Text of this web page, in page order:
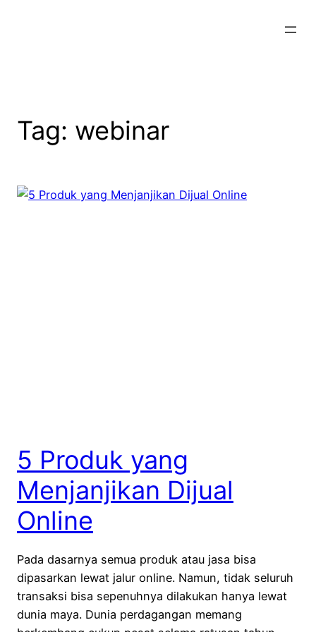
Tag: webinar
5 Produk yang
Menjanjikan Dijual
Online
Pada dasarnya semua produk atau jasa bisa
dipasarkan lewat jalur online. Namun, tidak seluruh
transaksi bisa sepenuhnya dilakukan hanya lewat
dunia maya. Dunia perdagangan memang